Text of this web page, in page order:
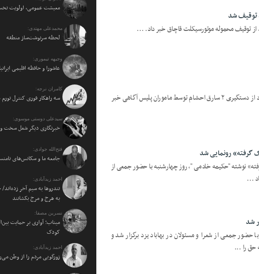
توقیف شد
از توقیف محموله موتورسیکلت قاچاق خبر داد. ...
یزدفردا: فرمانده انتظامی شهرستان بهاباد از دستگیری ۲ سارق احشام توسط ماموران پلیس آگاهی خبر
رونمایی شد
نوشته "حکیمه خادمی "، روز چهارشنبه با حضور جمعی از
...
شد
جمعی از شعرا و مسئولان در بهاباد یزد برگزار شد و
حق را ...
معیشت عمومی، اولویت
محمدعلی مهتدی:
لحظه سرنوشت‌ساز منطقه
وجیهه تیموری:
عاشورا و حافظه اقلیمی
کامران نرجه:
سه راهکار فوری کنترل
سیدعلی دوستی موسوی:
خبرنگاری دیگر شغل سخت
فتح‌الله جوادی:
جامعه ما و سکانس‌های
احمد زیدآبادی:
تندروها به سیم آخر
به هرج و مرج بکشانند
نسرین مصفا:
میناب؛ آواری بر حمایت
کودک
احمد زیدآبادی:
زورگویی مردم را از وطن